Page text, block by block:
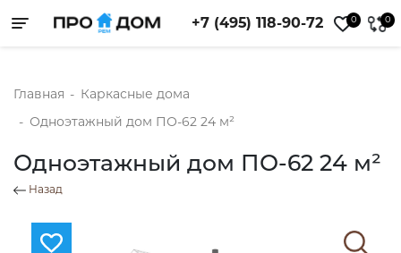
Toggle navigation +7 (495) 118-90-72 0 0
Главная - Каркасные дома
- Одноэтажный дом ПО-62 24 м²
Одноэтажный дом ПО-62 24 м²
Назад